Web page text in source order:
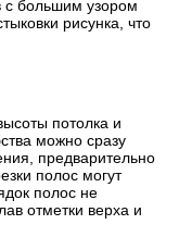
с большим узором
рисунка, что
потолка и
можно сразу
предварительно
полос могут
полос не
отметки верха и